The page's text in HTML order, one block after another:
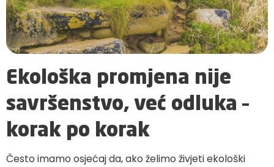
Ekološka promjena nije
savršenstvo, već odluka –
korak po korak
Često imamo osjećaj da, ako želimo živjeti ekološki